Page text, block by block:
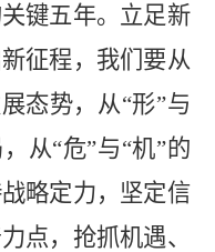
键五年。立足新
征程，我们要从
态势，从“形”与
从“危”与“机”的
略定力，坚定信
点，抢抓机遇、